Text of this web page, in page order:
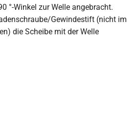
°-Winkel zur Welle angebracht.
Gewindestift (nicht im
die Scheibe mit der Welle